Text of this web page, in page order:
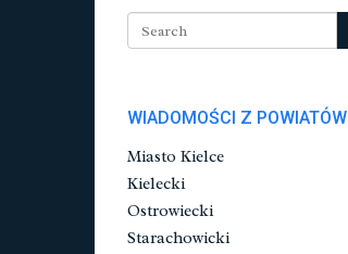
WIADOMOŚCI Z
Miasto Kielce
Kielecki
Ostrowiecki
Starachowicki